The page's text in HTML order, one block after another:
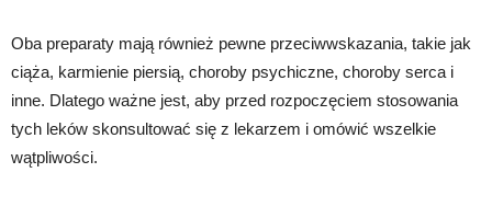
Oba preparaty mają również pewne przeciwwskazania, takie jak
ciąża, karmienie piersią, choroby psychiczne, choroby serca i
inne. Dlatego ważne jest, aby przed rozpoczęciem stosowania
tych leków skonsultować się z lekarzem i omówić wszelkie
wątpliwości.